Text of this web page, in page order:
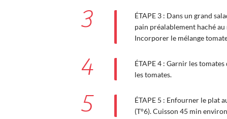
3
ÉTAPE 3 : Dans un grand
pain préalablement haché
Incorporer le mélange
4
ÉTAPE 4 : Garnir les
les tomates.
5
ÉTAPE 5 : Enfourner le plat
(T°6). Cuisson 45 min